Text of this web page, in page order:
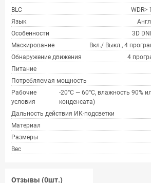
BLC
WDR>
Язык
Особенности
3D
Маскирование
Вкл./ Выкл., 4
Обнаружение движения
4
Питание
Потребляемая мощность
Рабочие
условия
-20°С — 60°С, влажность 90%
конденсата)
Дальность действия ИК-подсветки
Материал
Размеры
Вес
Отзывы (0шт.)